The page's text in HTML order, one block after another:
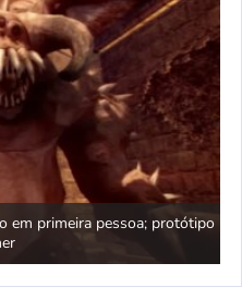
em primeira pessoa; protótipo